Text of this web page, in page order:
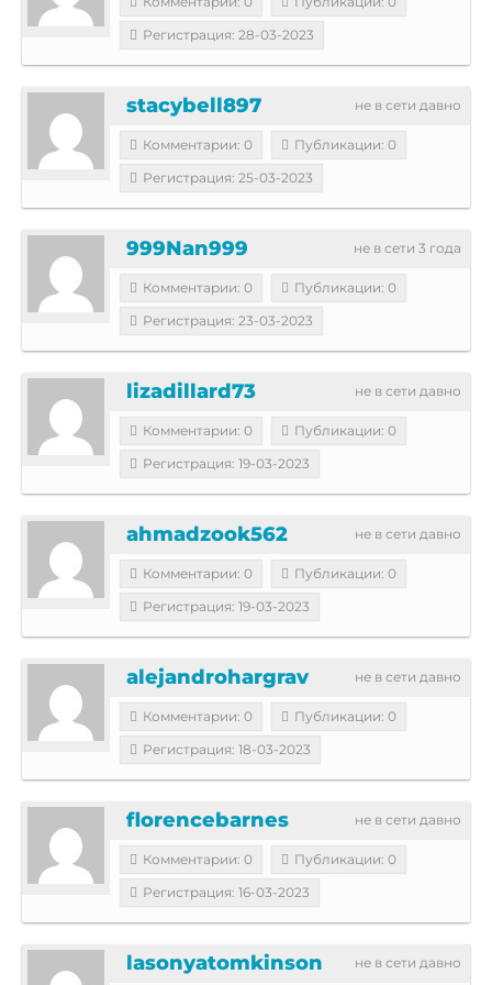
Регистрация: 28-03-2023
не в сети давно
stacybell897
Комментарии: 0
Публикации: 0
Регистрация: 25-03-2023
не в сети 3 года
999Nan999
Комментарии: 0
Публикации: 0
Регистрация: 23-03-2023
не в сети давно
lizadillard73
Комментарии: 0
Публикации: 0
Регистрация: 19-03-2023
не в сети давно
ahmadzook562
Комментарии: 0
Публикации: 0
Регистрация: 19-03-2023
не в сети давно
alejandrohargrav
Комментарии: 0
Публикации: 0
Регистрация: 18-03-2023
не в сети давно
florencebarnes
Комментарии: 0
Публикации: 0
Регистрация: 16-03-2023
не в сети давно
lasonyatomkinson